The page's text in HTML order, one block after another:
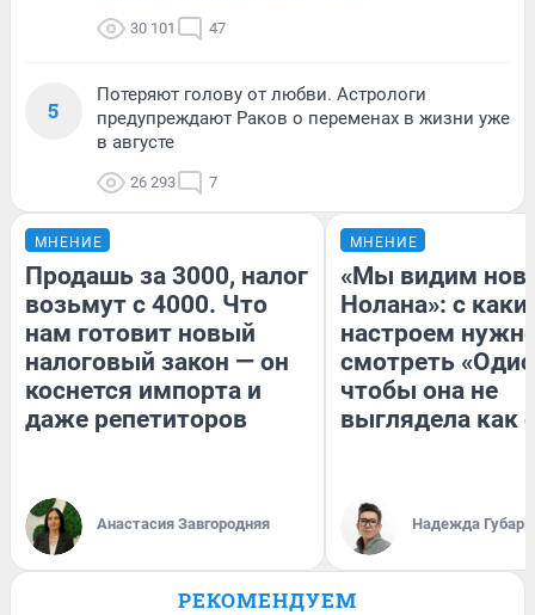
30 101 47
5
Потеряют голову от любви. Астрологи
предупреждают Раков о переменах в жизни уже
в августе
26 293 7
МНЕНИЕ
Продашь за 3000, налог
возьмут с 4000. Что
нам готовит новый
налоговый закон — он
коснется импорта и
даже репетиторов
Анастасия Завгородняя
МНЕНИЕ
«Мы видим
Нолана»: с
настроем
смотреть
чтобы она не
выглядела как
Надежда Губарь
РЕКОМЕНДУЕМ